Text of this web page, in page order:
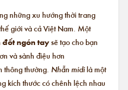
những xu hướng thời trang
giới và cả Việt Nam. Một
đốt ngón taysẽ tạo cho bạn
và sành điệu hơn
thông thường. Nhẫn midilà một
kích thước có chênh lệch nhau